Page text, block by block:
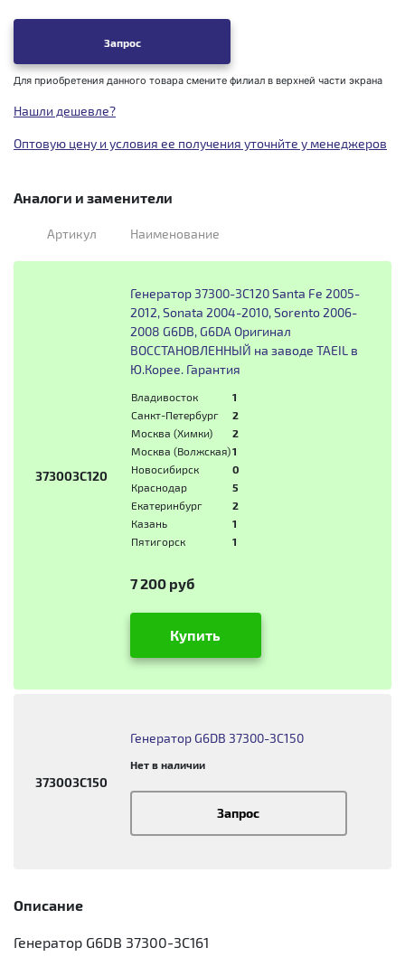
Запрос
Для приобретения данного товара смените филиал в верхней части экрана
Нашли дешевле?
Оптовую цену и условия ее получения уточнйте у менеджеров
Аналоги и заменители
Артикул Наименование
373003C120
Генератор 37300-3C120 Santa Fe 2005-
2012, Sonata 2004-2010, Sorento 2006-
2008 G6DB, G6DA Оригинал
ВОССТАНОВЛЕННЫЙ на заводе TAEIL в
Ю.Корее. Гарантия
Владивосток
1
Санкт-Петербург
2
Москва (Химки)
2
Москва (Волжская)1
Новосибирск
0
Краснодар
5
Екатеринбург
2
Казань
1
Пятигорск
1
7 200 руб
Купить
373003C150
Генератор G6DB 37300-3C150
Нет в наличии
Запрос
Описание
Генератор G6DB 37300-3C161